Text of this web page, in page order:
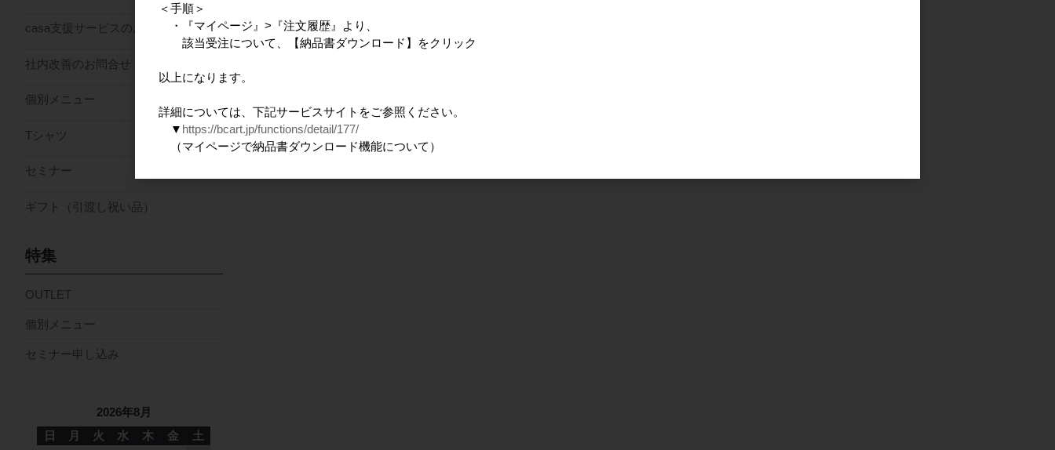
casa支援サービスのお問合せ
社内改善のお問合せ
個別メニュー
Tシャツ
セミナー
ギフト（引渡し祝い品）
特集
OUTLET
個別メニュー
セミナー申し込み
2026年8月
日
月 火 水 木 金
土
＜手順＞
・『マイページ』>『注文履歴』より、
該当受注について、【納品書ダウンロード】をクリック
以上になります。
詳細については、下記サービスサイトをご参照ください。
▼ https://bcart.jp/functions/detail/177/
（マイページで納品書ダウンロード機能について）